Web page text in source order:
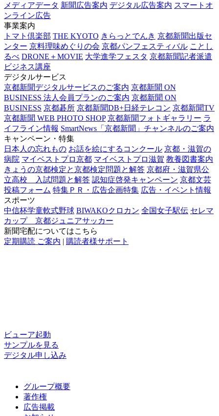
メディアデータ 新聞広告案内 デジタル広告案内 スマートオ
ンライン広告
事業案内
トマト倶楽部 THE KYOTO きらっとでんき 京都新聞出版セ
ンター 京料理味めぐりの会 京都パンフェスティバル ことし
るべ DRONE＋MOVIE 大学進学フェスタ 京都新聞記者派遣
ビジネス講座
デジタルサービス
京都新聞デジタルサービスのご案内 京都新聞 ON
BUSINESS 法人会員プランのご案内 京都新聞 ON
BUSINESS 京都碁所 京都新聞DB+日経テレコン 京都新聞TV
京都新聞 WEB PHOTO SHOP 京都新聞フォトギャラリー ラ
イフライン情報 SmartNews「京都新聞」チャンネルのご案内
キャンペーン・特集
日本人の忘れもの お話を絵にするコンクール 京都・滋賀の
病院 マイベストプロ京都 マイベストプロ滋賀 教養図書案内
きょうの京都検定と京都検定問題と解答 京都府・滋賀県公
立高校 入試問題と解答 認知症啓発キャンペーン 京都文芸
投稿フォーム 特集ＰＲ・広告企画特集 広告・イベント情報
スポーツ
中信杯学童軟式野球 BIWAKOクロカン 全国女子駅伝 セレマ
カップ 京都ジュニアサッカー
新聞宅配についてはこちら
定期購読 ご案内 | 購読者様サポート
ビューア起動
サンプルを見る
デジタル申し込み
グループ概要
著作権
広告掲載